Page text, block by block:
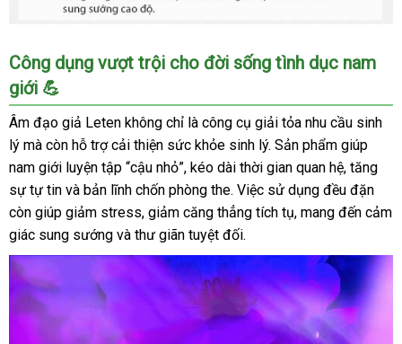
Âm
đạo
giả
silicone
mềm
mịn
khít
bót
chân
thật
thích
Công dụng vượt trội cho đời sống tình dục nam
giới 💪
Âm đạo giả Leten không chỉ là công cụ giải tỏa nhu cầu sinh
lý mà còn hỗ trợ cải thiện sức khỏe sinh lý. Sản phẩm giúp
nam giới luyện tập “cậu nhỏ”, kéo dài thời gian quan hệ, tăng
sự tự tin và bản lĩnh chốn phòng the. Việc sử dụng đều đặn
còn giúp giảm stress, giảm căng thẳng tích tụ, mang đến cảm
giác sung sướng và thư giãn tuyệt đối.